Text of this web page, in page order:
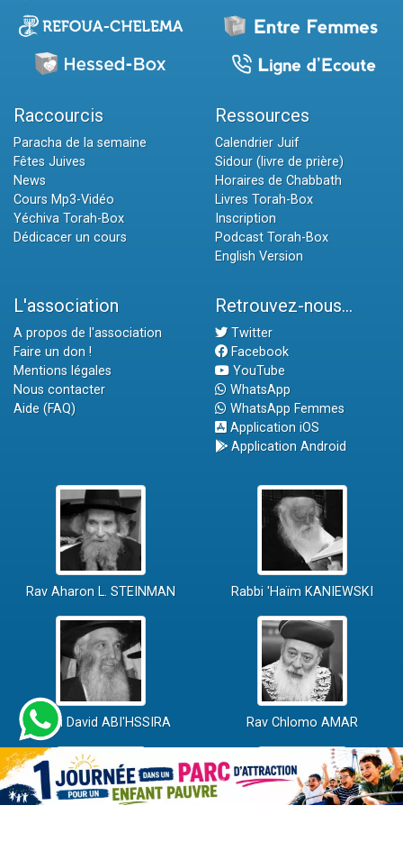
Raccourcis
Paracha de la semaine
Fêtes Juives
News
Cours Mp3-Vidéo
Yéchiva Torah-Box
Dédicacer un cours
Ressources
Calendrier Juif
Sidour (livre de prière)
Horaires de Chabbath
Livres Torah-Box
Inscription
Podcast Torah-Box
English Version
L'association
A propos de l'association
Faire un don !
Mentions légales
Nous contacter
Aide (FAQ)
Retrouvez-nous...
Twitter
Facebook
YouTube
WhatsApp
WhatsApp Femmes
Application iOS
Application Android
Rav Aharon L. STEINMAN Rabbi 'Haïm KANIEWSKI
Rabbi David ABI'HSSIRA Rav Chlomo AMAR